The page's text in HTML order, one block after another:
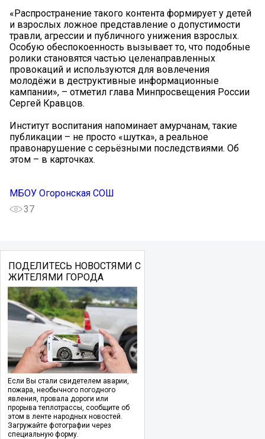
«Распространение такого контента формирует у детей
и взрослых ложное представление о допустимости
травли, агрессии и публичного унижения взрослых.
Особую обеспокоенность вызывает то, что подобные
ролики становятся частью целенаправленных
провокаций и используются для вовлечения
молодёжи в деструктивные информационные
кампании», – отметил глава Минпросвещения России
Сергей Кравцов.
Институт воспитания напоминает амурчанам, такие
публикации – не просто «шутка», а реальное
правонарушение с серьёзными последствиями. Об
этом – в карточках.
МБОУ Огоронская СОШ
37
ПОДЕЛИТЕСЬ НОВОСТЯМИ С
ЖИТЕЛЯМИ ГОРОДА
Если Вы стали свидетелем аварии,
пожара, необычного погодного
явления, провала дороги или
прорыва теплотрассы, сообщите об
этом в ленте народных новостей.
Загружайте фотографии через
специальную форму.